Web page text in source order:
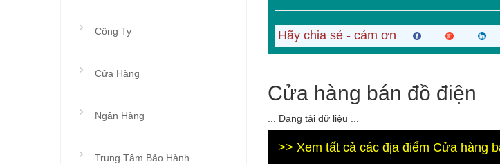
Hãy chia sẻ - cảm ơn
Cửa hàng bán đồ điện
... Đang tải dữ liệu ...
>> Xem tất cả các địa điểm Cửa hàng
Công Ty
Cửa Hàng
Ngân Hàng
Trung Tâm Bảo Hành